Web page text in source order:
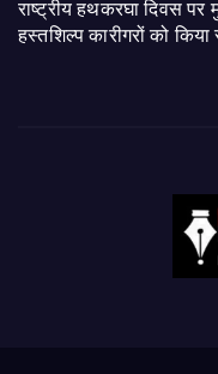
राष्ट्रीय हथकरघा दिवस
हस्तशिल्प कारीगरों को किया